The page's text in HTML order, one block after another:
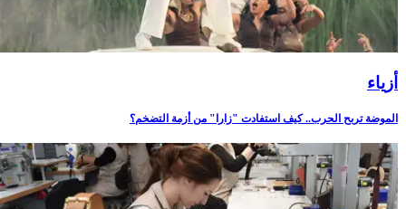
أزياء
الموضة تربح الحرب.. كيف استفادت "زارا" من أزمة التضخم؟